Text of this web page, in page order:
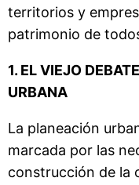
territorios y
patrimonio de
1. EL VIEJO
URBANA
La planeación
marcada por las
construcción de la